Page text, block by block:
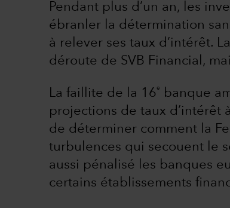
Pendant plus d’un an, les
ébranler la détermination
à relever ses taux d’intérêt.
déroute de SVB Financial,
La faillite de la 16e
banque
projections de taux d’intérêt
de déterminer comment la
turbulences qui secouent le
aussi pénalisé les banques
certains établissements